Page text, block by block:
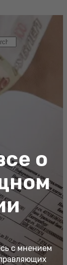
о
с мнением